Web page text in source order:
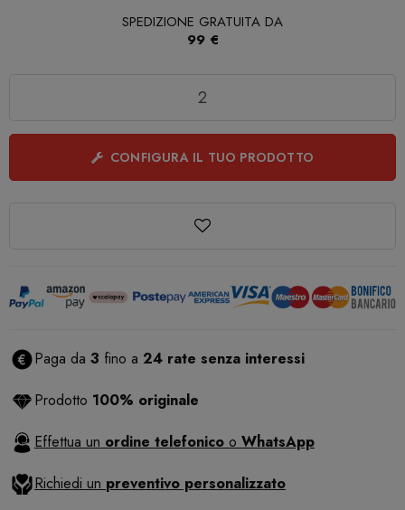
SPEDIZIONE GRATUITA DA
99 €
CONFIGURA IL TUO PRODOTTO
Paga da 3 fino a 24 rate senza interessi
Prodotto 100% originale
Effettua un ordine telefonico o WhatsApp
Richiedi un preventivo personalizzato